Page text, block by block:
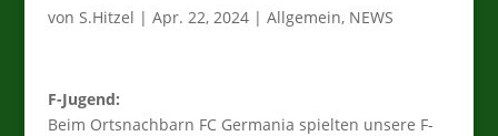
von S.Hitzel | Apr. 22, 2024| Allgemein, NEWS
F-Jugend:
Beim Ortsnachbarn FC Germania spielten unsere F-